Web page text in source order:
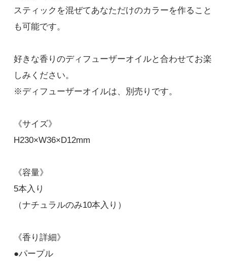
スティックを混ぜてあなただけのカラーを作ること
も可能です。
好きな香りのディフューザーオイルと合わせてお楽
しみください。
※ディフューザーオイルは、別売りです。
《サイズ》
H230×W36×D12mm
《容量》
5本入り
（ナチュラルのみ10本入り）
《香り詳細》
●パープル
イエロー
330円(税込)
ピンク
330円(税込)